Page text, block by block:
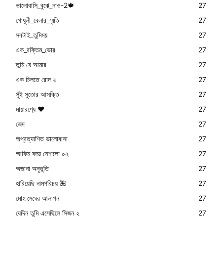
ভালোবাসি_বুঝে_নাও-2🍁
27
গোধূলী_বেলার_স্মৃতি
27
সবটাই_তুমিময়
27
এক_রক্তিম_ভোর
27
তুমি যে আমার
27
এক চিলতে রোদ ২
27
সুঁই সুতোর আসক্তি
27
মায়ারণ্যে ❤️
27
জেদ
27
অপ্রত্যাশিত ভালোবাসা
27
আফিম বড্ড নেশালো ০২
27
অজানা অনুভূতি
27
হারিয়েছি নামপরিচয় 🌺
27
মোহ মেঘের আলাপন
27
যেদিন তুমি এসেছিলে সিজন ২
27